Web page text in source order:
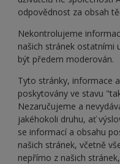
odpovědnost za obsah
Nekontrolujeme
našich stránek ostatními
být předem moderován.
Tyto stránky, informace
poskytovány ve stavu
Nezaručujeme a
jakéhokoli druhu, ať
se informací a obsahu
našich stránek, včetně
nepřímo z našich